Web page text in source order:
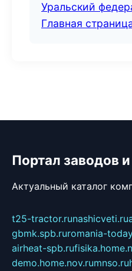
Уральский
Главная
Портал заводов
Актуальный каталог
t25-tractor.runashicveti.ru
gbmk.spb.ruromania-
airheat-spb.ru
demo.home.nov.rumnso.ru